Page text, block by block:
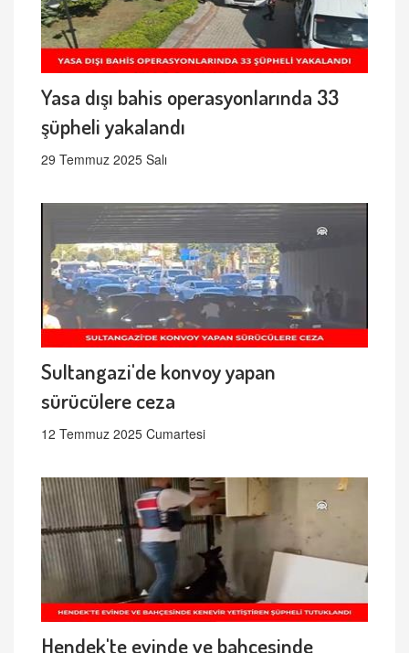
Yasa dışı bahis operasyonlarında 33
şüpheli yakalandı
29 Temmuz 2025 Salı
Sultangazi'de konvoy yapan
sürücülere ceza
12 Temmuz 2025 Cumartesi
Hendek'te evinde ve bahçesinde